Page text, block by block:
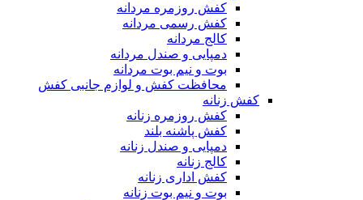
کفش روزمره مردانه
کفش رسمی مردانه
کالج مردانه
دمپایی و صندل مردانه
بوت و نیم بوت مردانه
محافظت کفش و لوازم جانبی کفش
کفش زنانه
کفش روزمره زنانه
کفش پاشنه بلند
دمپایی و صندل زنانه
کالج زنانه
کفش اداری زنانه
بوت و نیم بوت زنانه